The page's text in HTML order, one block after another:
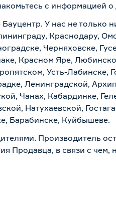
с информацией о
У нас не только
Краснодару,
Черняховске,
Красном Яре,
Усть-Лабинске,
Ленинградской,
Чанах, Кабардинке,
Натухаевской,
Барабинске, Куйбышеве.
Производитель
Продавца, в связи с чем,